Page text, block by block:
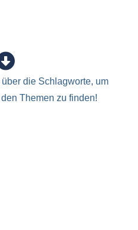
die Schlagworte, um
Themen zu finden!